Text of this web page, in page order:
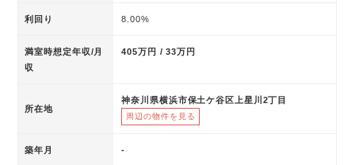
利回り 8.00%
満室時想定年収/月
収
405万円 / 33万円
所在地
神奈川県横浜市保土ケ谷区上星川2丁目
周辺の物件を見る
築年月 -